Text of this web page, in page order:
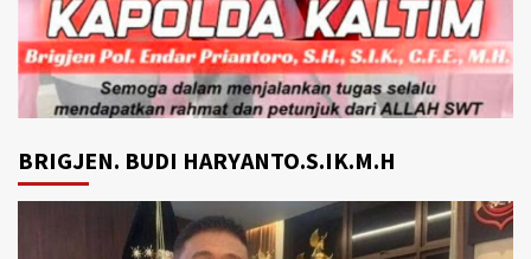
BRIGJEN. BUDI HARYANTO.S.IK.M.H